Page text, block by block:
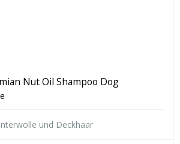
Nut Oil Shampoo Dog
und Deckhaar